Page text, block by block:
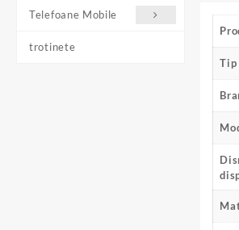
Telefoane Mobile
trotinete
Tip